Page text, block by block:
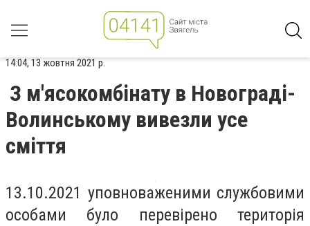
14:04, 13 жовтня 2021 р.
З м'ясокомбінату в Новограді-
Волинському вивезли усе
сміття
13.10.2021 уповноваженими службовими
особами було перевірено територія